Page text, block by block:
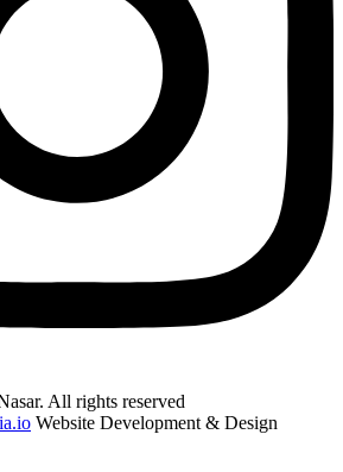
All rights reserved
Website Development & Design